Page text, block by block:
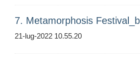
7. Metamorphosis
21-lug-2022 10.55.20